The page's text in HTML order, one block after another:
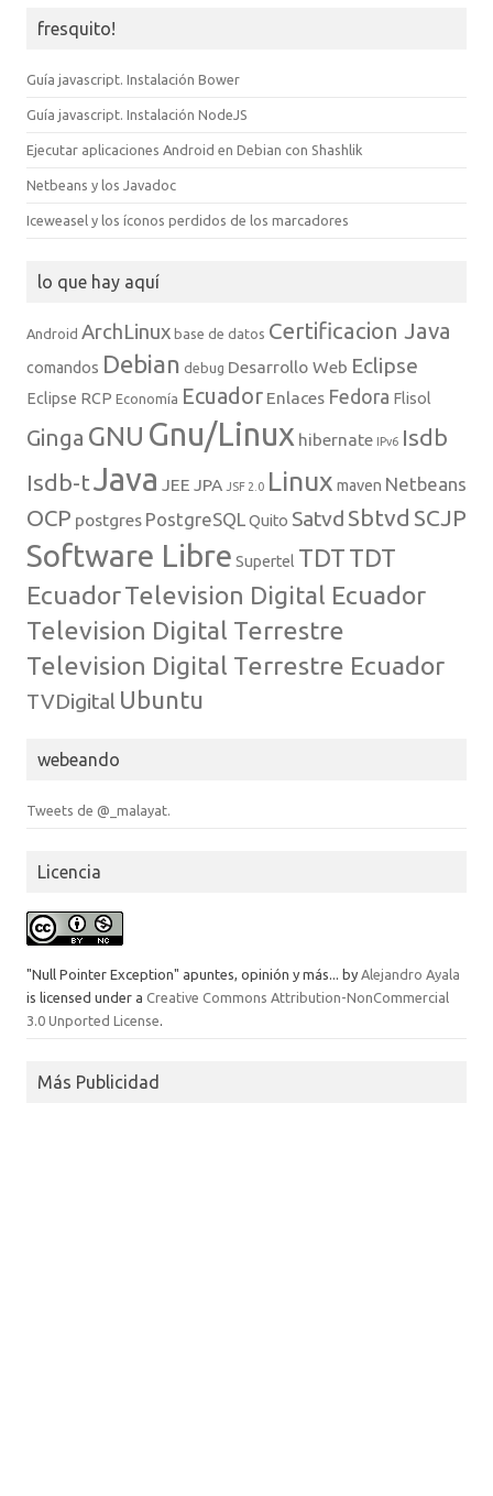
fresquito!
Guía javascript. Instalación Bower
Guía javascript. Instalación NodeJS
Ejecutar aplicaciones Android en Debian con Shashlik
Netbeans y los Javadoc
Iceweasel y los íconos perdidos de los marcadores
lo que hay aquí
Android ArchLinux base de datos Certificacion Java
comandos Debian debug Desarrollo Web Eclipse
Eclipse RCP Economía Ecuador Enlaces Fedora Flisol
Ginga GNU Gnu/Linux hibernate IPv6 Isdb
Isdb-tJava JEE JPA JSF 2.0 Linux maven Netbeans
OCP postgres PostgreSQLQuito Satvd Sbtvd SCJP
Software Libre Supertel TDT TDT
EcuadorTelevision Digital Ecuador
Television Digital Terrestre
Television Digital Terrestre Ecuador
TVDigital Ubuntu
webeando
Tweets de @_malayat.
Licencia
"Null Pointer Exception" apuntes, opinión y más... by Alejandro Ayala
is licensed under a Creative Commons Attribution-NonCommercial
3.0 Unported License.
Más Publicidad